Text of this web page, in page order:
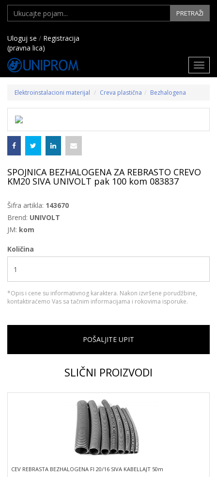
PRETRAŽI
Uloguj se / Registracija
(pravna lica)
Elektroinstalacioni materijal Creva plastična Bezhalogena
SPOJNICA BEZHALOGENA ZA REBRASTO CREVO
KM20 SIVA UNIVOLT pak 100 kom 083837
Šifra artikla: 143670
Brend: UNIVOLT
JM: kom
Količina
*Opis i cene su informativnog karaktera. Nakon izvršene porudžbine,
kontaktiraćemo Vas sa tačnim informacijama i rokovima isporuke.
POŠALJITE UPIT
SLIČNI PROIZVODI
CEV REBRASTA BEZHALOGENA FI 20/16 SIVA KABELLAJT 50m